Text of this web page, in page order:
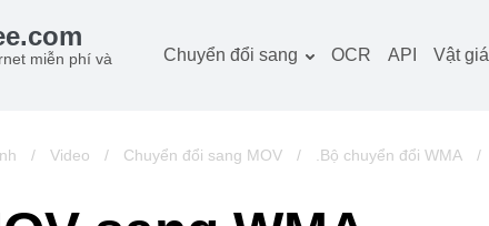
miễn phí và
Chuyển đổi sang
Hình ảnh công cụ chuyển
Âm thanh công cụ
OCR API Vật giá
/ Video / Chuyển đổi sang MOV / .Bộ chuyển đổi WMA /